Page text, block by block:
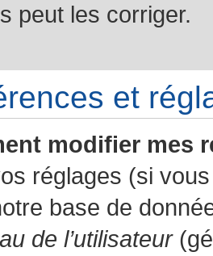
peut les corriger.
et
modifier mes
réglages (si
base de
de l’utilisateur